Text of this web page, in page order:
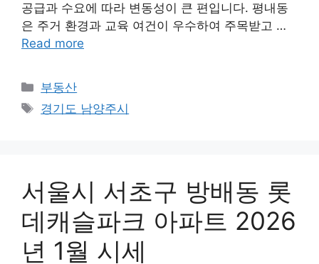
공급과 수요에 따라 변동성이 큰 편입니다. 평내동
은 주거 환경과 교육 여건이 우수하여 주목받고 …
Read more
Categories
부동산
Tags
경기도 남양주시
서울시 서초구 방배동 롯
데캐슬파크 아파트 2026
년 1월 시세